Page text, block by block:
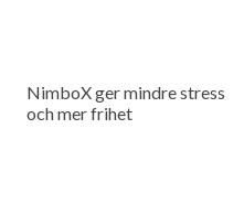
NimboX ger mindre stress
och mer frihet